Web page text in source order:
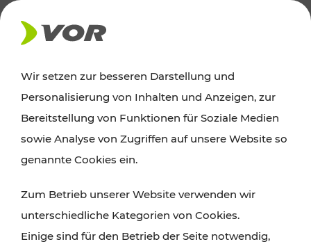
AKTUELLES
News
Alle wichtigen Meldungen zu Fahrplanänderungen,
finden Sie hier im Überblick.
Wir setzen zur besseren Darstellung und
Personalisierung von Inhalten und Anzeigen, zur
Bereitstellung von Funktionen für Soziale Medien
sowie Analyse von Zugriffen auf unsere Website so
genannte Cookies ein.
Zum Betrieb unserer Website verwenden wir
unterschiedliche Kategorien von Cookies.
Einige sind für den Betrieb der Seite notwendig,